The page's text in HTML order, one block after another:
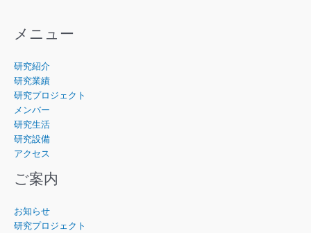
最
秀
発
表
賞・
優
秀
賞
受
メニュー
研究紹介
研究業績
研究プロジェクト
メンバー
研究生活
研究設備
アクセス
ご案内
お知らせ
研究プロジェクト